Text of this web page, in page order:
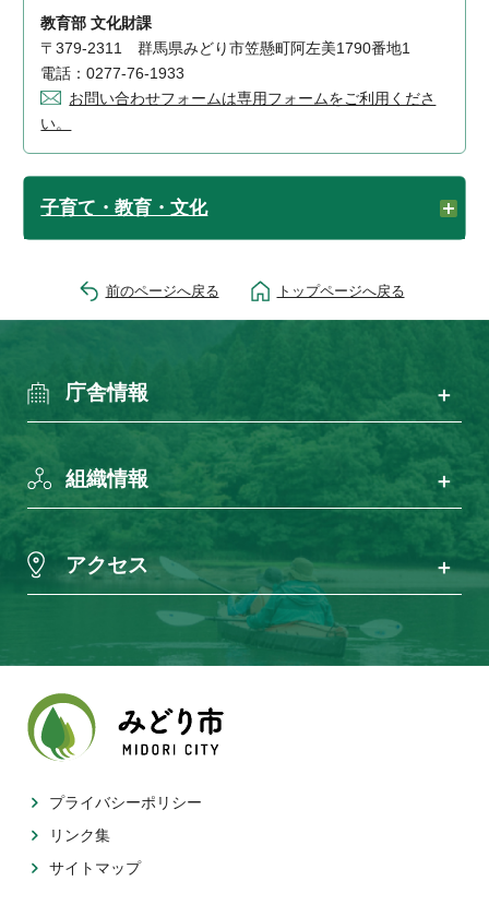
教育部 文化財課
〒379-2311 群馬県みどり市笠懸町阿左美1790番地1
電話：0277-76-1933
お問い合わせフォームは専用フォームをご利用くださ
い。
子育て・教育・文化
前のページへ戻る トップページへ戻る
庁舎情報
組織情報
アクセス
プライバシーポリシー
リンク集
サイトマップ